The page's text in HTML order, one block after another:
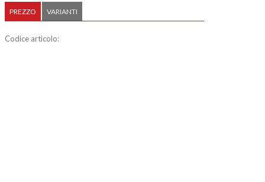
PREZZO VARIANTI
Codice articolo: